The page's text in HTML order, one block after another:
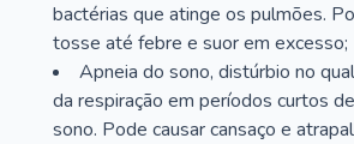
bactérias que atinge os pulmões.
tosse até febre e suor em excesso;
Apneia do sono, distúrbio no
da respiração em períodos curtos
sono. Pode causar cansaço e